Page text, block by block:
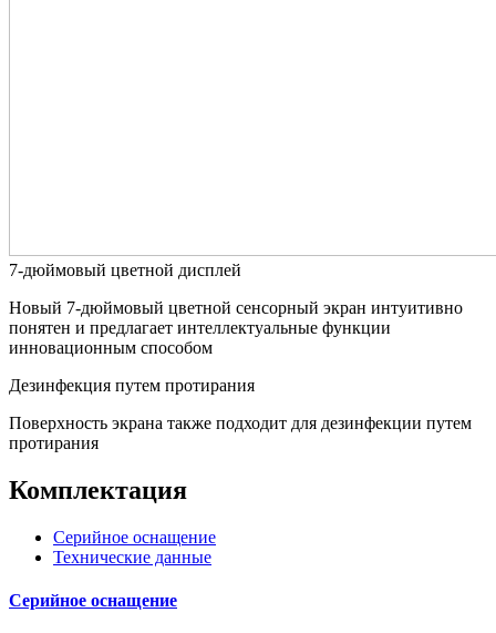
7-дюймовый цветной дисплей
Новый 7-дюймовый цветной сенсорный экран интуитивно
понятен и предлагает интеллектуальные функции
инновационным способом
Дезинфекция путем протирания
Поверхность экрана также подходит для дезинфекции путем
протирания
Комплектация
Серийное оснащение
Технические данные
Серийное оснащение